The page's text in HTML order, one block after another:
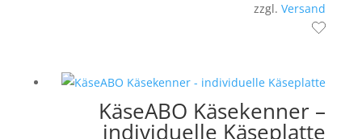
zzgl.Versand
KäseABO Käsekenner –
individuelle Käseplatte